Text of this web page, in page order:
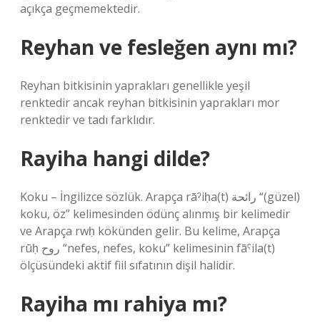
açıkça geçmemektedir.
Reyhan ve fesleğen aynı mı?
Reyhan bitkisinin yaprakları genellikle yeşil
renktedir ancak reyhan bitkisinin yaprakları mor
renktedir ve tadı farklıdır.
Rayiha hangi dilde?
Koku – İngilizce sözlük. Arapça rāˀiḥa(t) رائحة “(güzel)
koku, öz” kelimesinden ödünç alınmış bir kelimedir
ve Arapça rwḥ kökünden gelir. Bu kelime, Arapça
rūḥ روح “nefes, nefes, koku” kelimesinin fāˁila(t)
ölçüsündeki aktif fiil sıfatının dişil halidir.
Rayiha mı rahiya mı?